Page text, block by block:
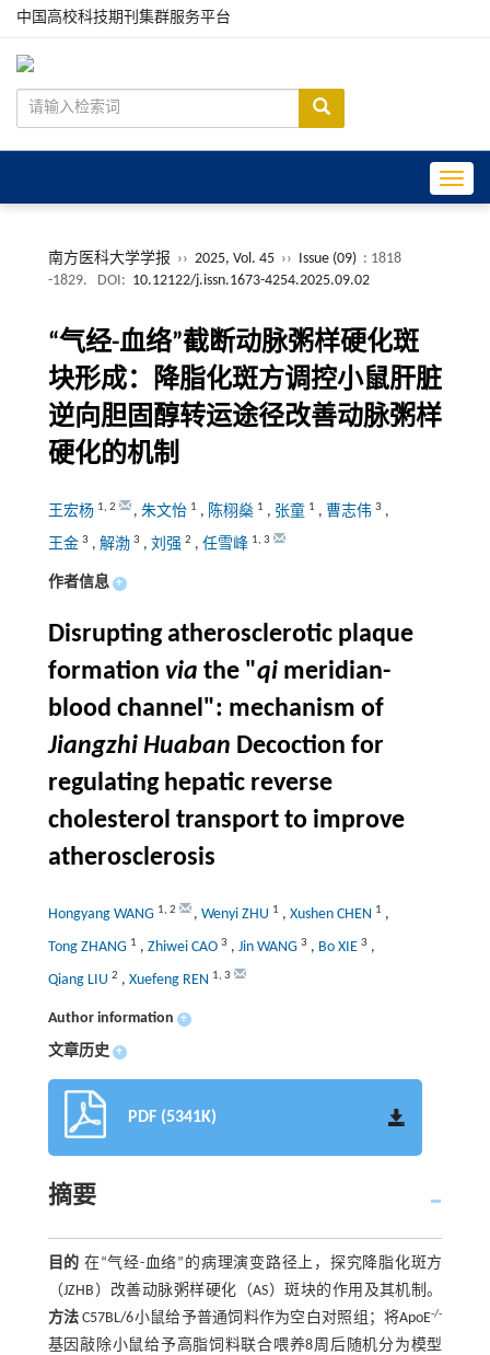
中国高校科技期刊集群服务平台
南方医科大学学报 ›› 2025, Vol. 45 ›› Issue (09) : 1818
-1829.
DOI: 10.12122/j.issn.1673-4254.2025.09.02
“气经-血络”截断动脉粥样硬化斑
块形成：降脂化斑方调控小鼠肝脏
逆向胆固醇转运途径改善动脉粥样
硬化的机制
王宏杨 1, 2 , 朱文怡 1 , 陈栩燊 1 , 张童 1 , 曹志伟 3 ,
王金 3 , 解渤 3 , 刘强 2 , 任雪峰 1, 3
作者信息 +
Disrupting atherosclerotic plaque
formation via the "qimeridian-
blood channel": mechanism of
Jiangzhi Huaban Decoction for
regulating hepatic reverse
cholesterol transport to improve
atherosclerosis
Hongyang WANG 1, 2 , Wenyi ZHU 1 , Xushen CHEN 1 ,
Tong ZHANG 1 , Zhiwei CAO 3 , Jin WANG 3 , Bo XIE 3 ,
Qiang LIU 2 , Xuefeng REN 1, 3
Author information +
文章历史 +
PDF (5341K)
摘要
目的 在“气经-血络”的病理演变路径上，探究降脂化斑方
（JZHB）改善动脉粥样硬化（AS）斑块的作用及其机制。
方法 C57BL/6小鼠给予普通饲料作为空白对照组；将ApoE-/-
基因敲除小鼠给予高脂饲料联合喂养8周后随机分为模型